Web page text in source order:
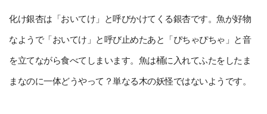
化け銀杏は「おいてけ」と呼びかけてくる銀杏です。魚が好物
なようで「おいてけ」と呼び止めたあと「ぴちゃぴちゃ」と音
を立てながら食べてしまいます。魚は桶に入れてふたをしたま
まなのに一体どうやって？単なる木の妖怪ではないようです。